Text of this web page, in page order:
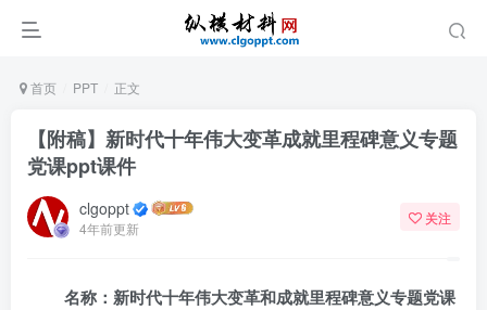
首页 PPT 正文
【附稿】新时代十年伟大变革成就里程碑意义专题
党课ppt课件
clgoppt
4年前更新
关注
名称：新时代十年伟大变革和成就里程碑意义专题党课